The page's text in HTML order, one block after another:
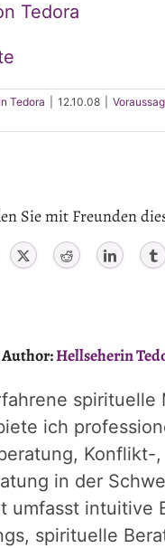
Tedora
Tedora 12.10.08
Sie mit Freunden
X Reddit LinkedIn
Hellseherin
spirituelle
ich
Konflikt-
in der
umfasst intuitive
spirituelle